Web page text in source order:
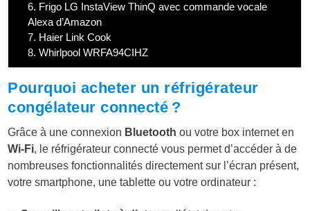
6. Frigo LG InstaView ThinQ avec commande vocale
Alexa d’Amazon
7. Haier Link Cook
8. Whirlpool WRFA94CIHZ
Pourquoi acheter un réfrigérateur
congélateur connecté ?
Grâce à une connexion Bluetooth ou votre box internet en
Wi-Fi, le réfrigérateur connecté vous permet d’accéder à de
nombreuses fonctionnalités directement sur l’écran présent,
votre smartphone, une tablette ou votre ordinateur :